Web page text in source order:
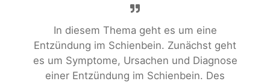
In diesem Thema geht es um eine
Entzündung im Schienbein. Zunächst geht
es um Symptome, Ursachen und Diagnose
einer Entzündung im Schienbein. Des